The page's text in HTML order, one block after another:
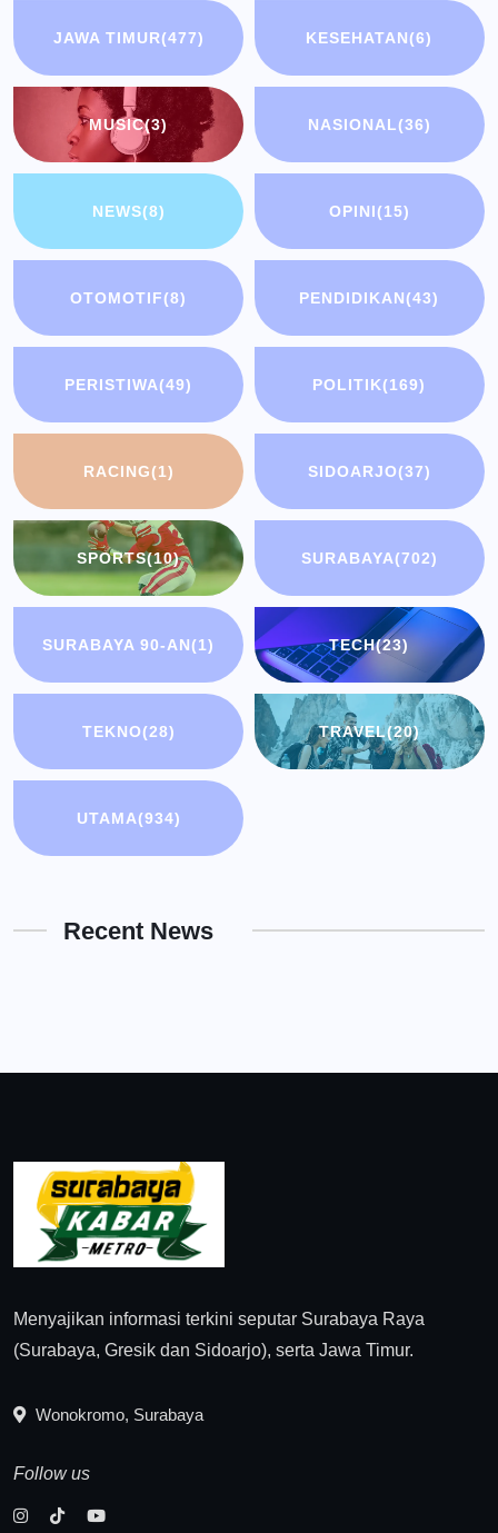
JAWA TIMUR(477) KESEHATAN(6)
MUSIC(3) NASIONAL(36)
NEWS(8) OPINI(15)
OTOMOTIF(8) PENDIDIKAN(43)
PERISTIWA(49) POLITIK(169)
RACING(1) SIDOARJO(37)
SPORTS(10) SURABAYA(702)
SURABAYA 90-AN(1) TECH(23)
TEKNO(28) TRAVEL(20)
UTAMA(934)
Recent News
Menyajikan informasi terkini seputar Surabaya Raya
(Surabaya, Gresik dan Sidoarjo), serta Jawa Timur.
Wonokromo, Surabaya
Follow us